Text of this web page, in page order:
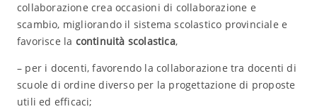
collaborazione crea occasioni di collaborazione e
scambio, migliorando il sistema scolastico provinciale e
favorisce la continuità scolastica,
– per i docenti, favorendo la collaborazione tra docenti di
scuole di ordine diverso per la progettazione di proposte
utili ed efficaci;